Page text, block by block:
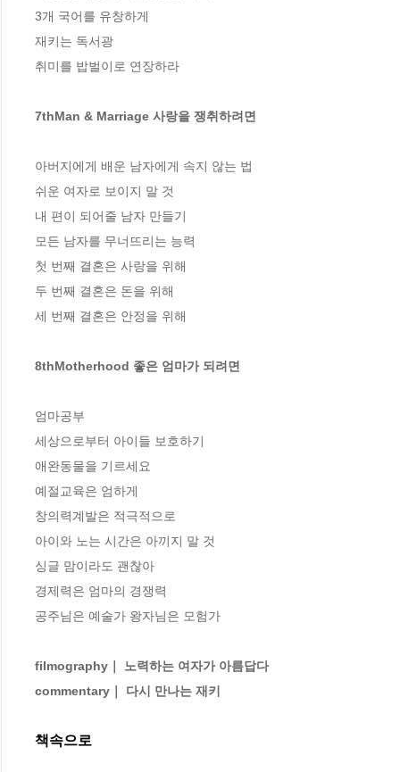
3개 국어를 유창하게
재키는 독서광
취미를 밥벌이로 연장하라
7thMan & Marriage 사랑을 쟁취하려면
아버지에게 배운 남자에게 속지 않는 법
쉬운 여자로 보이지 말 것
내 편이 되어줄 남자 만들기
모든 남자를 무너뜨리는 능력
첫 번째 결혼은 사랑을 위해
두 번째 결혼은 돈을 위해
세 번째 결혼은 안정을 위해
8thMotherhood 좋은 엄마가 되려면
엄마공부
세상으로부터 아이들 보호하기
애완동물을 기르세요
예절교육은 엄하게
창의력계발은 적극적으로
아이와 노는 시간은 아끼지 말 것
싱글 맘이라도 괜찮아
경제력은 엄마의 경쟁력
공주님은 예술가 왕자님은 모험가
filmography｜ 노력하는 여자가 아름답다
commentary｜ 다시 만나는 재키
책속으로